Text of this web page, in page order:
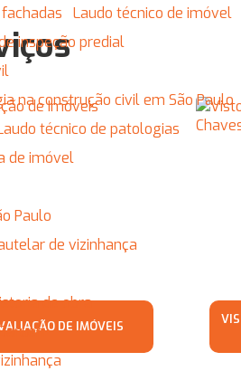
fachadas
Laudo técnico de imóvel
inspeção predial
na construção civil em São Paulo
Laudo técnico de patologias
de imóvel
Paulo
de vizinhança
de obra
DE IMÓVEIS